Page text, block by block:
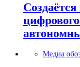
Медиа